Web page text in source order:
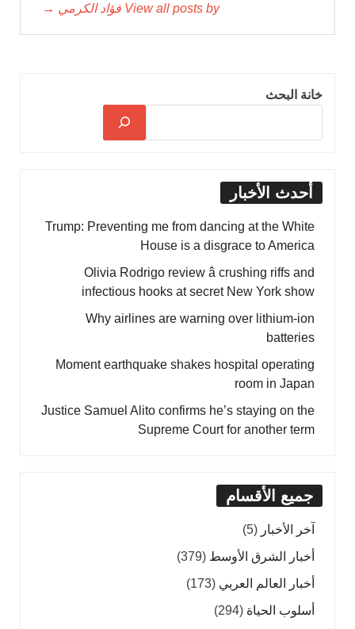
View all posts by فؤاد الكرمي →
خانة البحث
أحدث الأخبار
Trump: Preventing me from dancing at the White
House is a disgrace to America
Olivia Rodrigo review â crushing riffs and
infectious hooks at secret New York show
Why airlines are warning over lithium-ion
batteries
Moment earthquake shakes hospital operating
room in Japan
Justice Samuel Alito confirms he’s staying on the
Supreme Court for another term
جميع الأقسام
آخر الأخبار (5)
أخبار الشرق الأوسط (379)
أخبار العالم العربي (173)
أسلوب الحياة (294)